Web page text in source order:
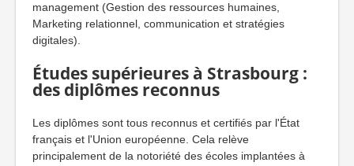
management (Gestion des ressources humaines,
Marketing relationnel, communication et stratégies
digitales).
Études supérieures à Strasbourg :
des diplômes reconnus
Les diplômes sont tous reconnus et certifiés par l'État
français et l'Union européenne. Cela relève
principalement de la notoriété des écoles implantées à